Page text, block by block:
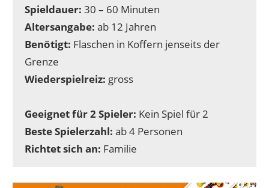
Spieldauer: 30 – 60 Minuten
Altersangabe: ab 12 Jahren
Benötigt: Flaschen in Koffern jenseits der
Grenze
Wiederspielreiz: gross
Geeignet für 2 Spieler: Kein Spiel für 2
Beste Spielerzahl: ab 4 Personen
Richtet sich an: Familie